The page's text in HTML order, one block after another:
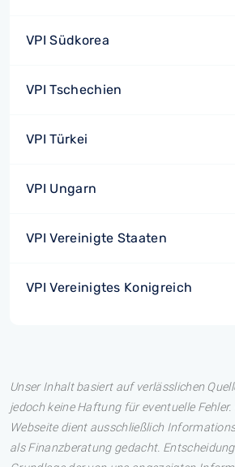
VPI Südkorea
VPI Tschechien
VPI Türkei
VPI Ungarn
VPI Vereinigte Staaten
VPI Vereinigtes Konigreich
Unser Inhalt basiert auf verlässlichen
jedoch keine Haftung für eventuelle
Webseite dient ausschließlich
als Finanzberatung gedacht.